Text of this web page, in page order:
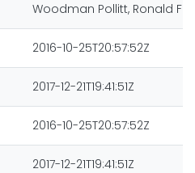
Woodman Pollitt, Ronald
2016-10-25T20:57:52Z
2017-12-21T19:41:51Z
2016-10-25T20:57:52Z
2017-12-21T19:41:51Z